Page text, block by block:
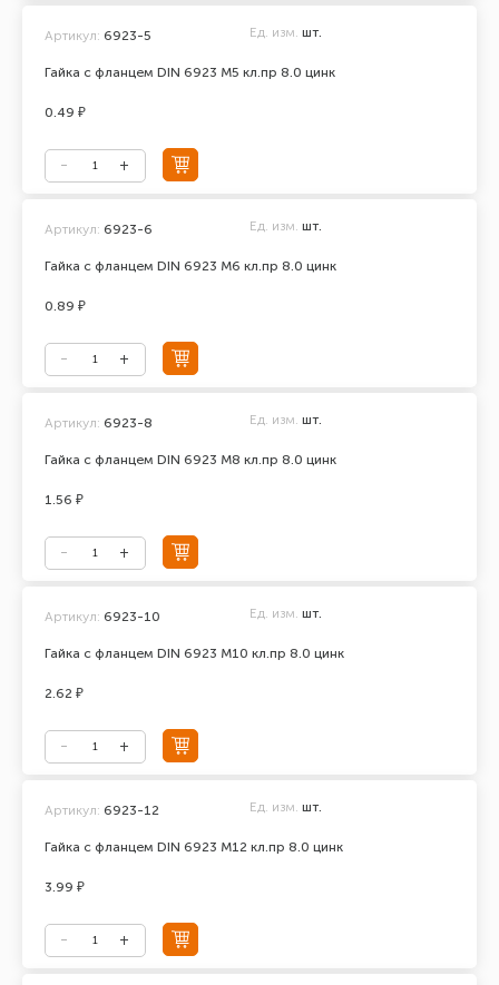
Гайка с фланцем DIN 6923 М5 кл.пр 8.0 цинк
Артикул: 6923-5 Ед. изм. шт.
0.49 ₽
Гайка с фланцем DIN 6923 М6 кл.пр 8.0 цинк
Артикул: 6923-6 Ед. изм. шт.
0.89 ₽
Гайка с фланцем DIN 6923 М8 кл.пр 8.0 цинк
Артикул: 6923-8 Ед. изм. шт.
1.56 ₽
Гайка с фланцем DIN 6923 М10 кл.пр 8.0 цинк
Артикул: 6923-10 Ед. изм. шт.
2.62 ₽
Гайка с фланцем DIN 6923 М12 кл.пр 8.0 цинк
Артикул: 6923-12 Ед. изм. шт.
3.99 ₽